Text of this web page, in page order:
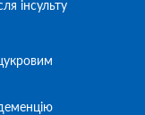
інсульту